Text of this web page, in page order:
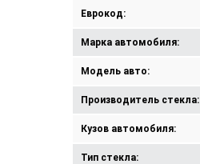
Еврокод:
Марка автомобиля:
Модель авто:
Производитель стекла:
Кузов автомобиля:
Тип стекла: